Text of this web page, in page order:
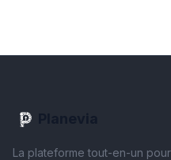
La plateforme tout-en-un